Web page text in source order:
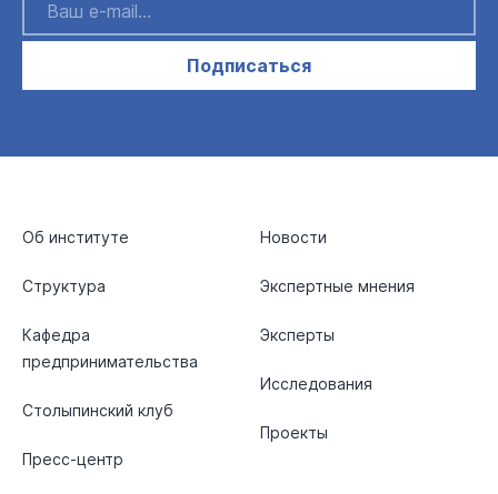
Подписаться
Об институте
Структура
Кафедра
предпринимательства
Столыпинский клуб
Пресс-центр
Новости
Экспертные мнения
Эксперты
Исследования
Проекты